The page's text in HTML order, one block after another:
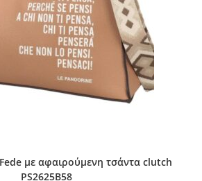
με αφαιρούμενη τσάντα clutch
PS2625B58